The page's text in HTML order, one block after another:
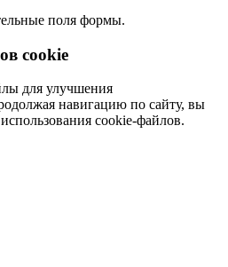
поля формы.
cookie
для улучшения
навигацию по сайту, вы
cookie-файлов.